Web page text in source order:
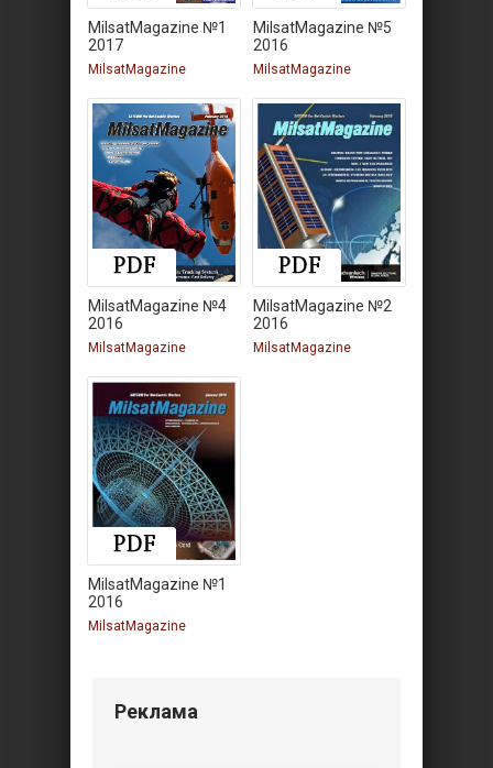
MilsatMagazine №1
2017
MilsatMagazine
MilsatMagazine №5
2016
MilsatMagazine
MilsatMagazine №4
2016
MilsatMagazine
MilsatMagazine №2
2016
MilsatMagazine
MilsatMagazine №1
2016
MilsatMagazine
Реклама